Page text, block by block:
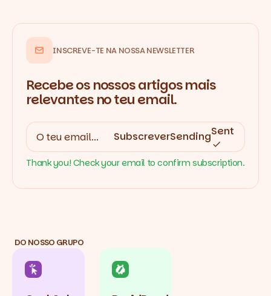
INSCREVE-TE NA NOSSA NEWSLETTER
Recebe os nossos artigos mais
relevantes no teu email.
SubscreverSendingSent
Thank you! Check your email to confirm subscription.
DO NOSSO GRUPO